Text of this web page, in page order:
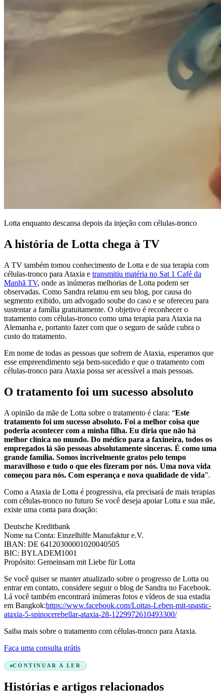
Lotta enquanto descansa depois da injeção com células-tronco
A história de Lotta chega à TV
A TV também tomou conhecimento de Lotta e de sua terapia com
células-tronco para Ataxia e transmitiu matéria no Sat 1 Café da
Manhã TV, onde as inúmeras melhorias de Lotta podem ser
observadas. Como Sandra relatou em seu blog, por causa do
segmento exibido, um advogado soube do caso e se ofereceu para
sustentar a família gratuitamente. O objetivo é reconhecer o
tratamento com células-tronco como uma terapia para Ataxia na
Alemanha e, portanto fazer com que o seguro de saúde cubra o
custo do tratamento.
Em nome de todas as pessoas que sofrem de Ataxia, esperamos que
esse empreendimento seja bem-sucedido e que o tratamento com
células-tronco para Ataxia possa ser acessível a mais pessoas.
O tratamento foi um sucesso absoluto
A opinião da mãe de Lotta sobre o tratamento é clara: “Este
tratamento foi um sucesso absoluto. Foi a melhor coisa que
poderia acontecer com a minha filha. Eu diria que não há
melhor clínica no mundo. Do médico para a faxineira, todos os
empregados lá são pessoas absolutamente sinceras. É como uma
grande família. Somos incrivelmente gratos pelo tempo
maravilhoso e tudo o que eles fizeram por nós. Uma nova vida
começou para nós. Com esperança e nova qualidade de vida”.
Como a Ataxia de Lotta é progressiva, ela precisará de mais terapias
com células-tronco no futuro Se você deseja apoiar Lotta e sua mãe,
existe uma conta para doação:
Deutsche Kreditbank
Nome na Conta: Einzelhilfe Manufaktur e.V.
IBAN: DE 64120300001020040505
BIC: BYLADEM1001
Propósito: Gemeinsam mit Liebe für Lotta
Se você quiser se manter atualizado sobre o progresso de Lotta ou
entrar em contato, considere seguir o blog de Sandra no Facebook.
Lá você também encontrará inúmeras fotos e vídeos de sua estadia
em Bangkok:https://www.facebook.com/Lottas-Leben-mit-spastic-
ataxia-5-spinocerebellar-ataxia-28-1229972610493300/
Saiba mais sobre o tratamento com células-tronco para Ataxia.
Faça uma consulta grátis
CONTINUAR A LER
Histórias e artigos relacionados